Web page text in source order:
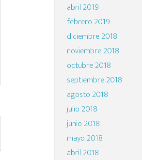
abril 2019
febrero 2019
diciembre 2018
noviembre 2018
octubre 2018
septiembre 2018
agosto 2018
julio 2018
junio 2018
mayo 2018
abril 2018